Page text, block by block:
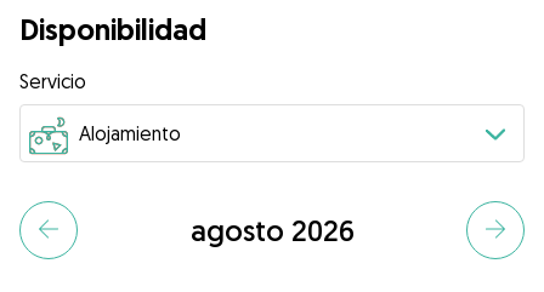
Disponibilidad
Servicio
agosto 2026